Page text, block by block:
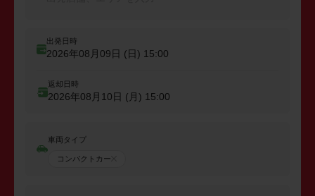
出発日時
2026年08月09日 (日) 15:00
返却日時
2026年08月10日 (月) 15:00
車両タイプ
コンパクトカー